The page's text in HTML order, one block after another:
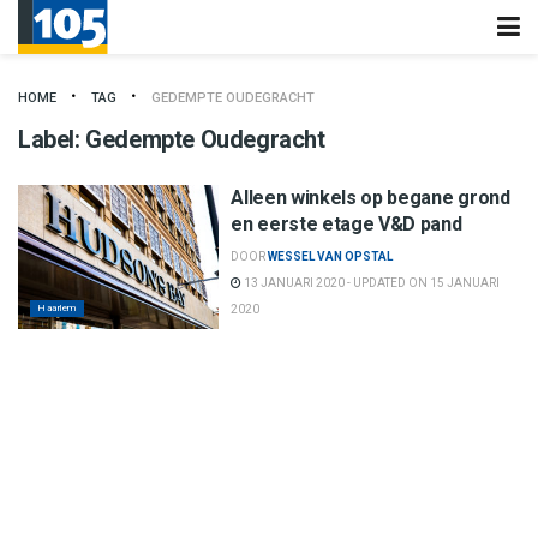
HOME TAG GEDEMPTE OUDEGRACHT
Label: Gedempte Oudegracht
Haarlem
Alleen winkels op begane grond
en eerste etage V&D pand
DOORWESSEL VAN OPSTAL
13 JANUARI 2020 - UPDATED ON 15 JANUARI
2020